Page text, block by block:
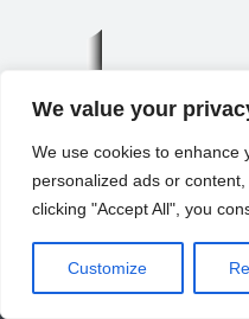
We value your
We use cookies to enhance
personalized ads or
clicking "Accept All", you
Customize
© 2026
About Contact